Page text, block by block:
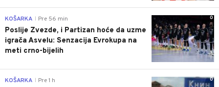
0
KOŠARKA Pre 56 min
Poslije Zvezde, i Partizan hoće da uzme
igrača Asvelu: Senzacija Evrokupa na
meti crno-bijelih
0
KOŠARKA Pre 1 h